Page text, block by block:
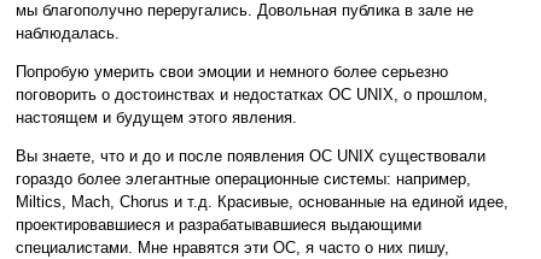
мы благополучно переругались. Довольная публика в зале не
наблюдалась.
Попробую умерить свои эмоции и немного более серьезно
поговорить о достоинствах и недостатках ОС UNIX, о прошлом,
настоящем и будущем этого явления.
Вы знаете, что и до и после появления ОС UNIX существовали
гораздо более элегантные операционные системы: например,
Miltics, Mach, Chorus и т.д. Красивые, основанные на единой идее,
проектировавшиеся и разрабатывавшиеся выдающими
специалистами. Мне нравятся эти ОС, я часто о них пишу,